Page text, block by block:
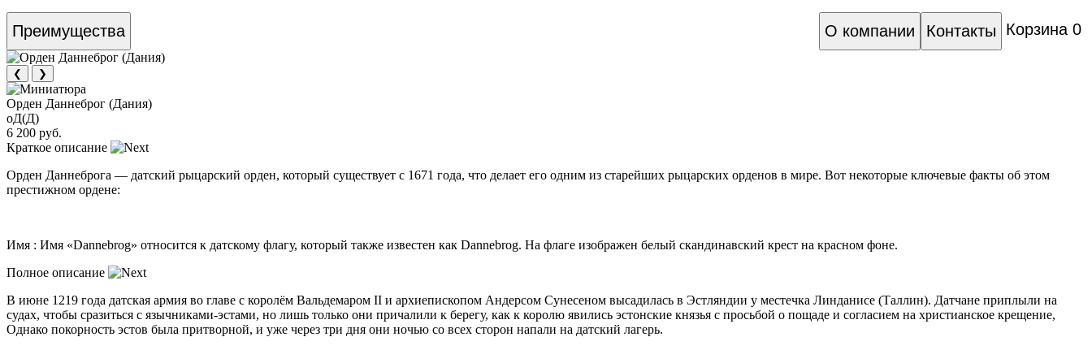
Преимущества Корзина 0
Контакты
О компании
❮ ❯
Орден Даннеброг (Дания)
оД(Д)
6 200 руб.
Краткое описание
Орден Даннеброга — датский рыцарский орден, который существует с 1671 года, что делает его одним из старейших рыцарских орденов в мире. Вот некоторые ключевые факты об этом
престижном ордене:
Имя : Имя «Dannebrog» относится к датскому флагу, который также известен как Dannebrog. На флаге изображен белый скандинавский крест на красном фоне.
Полное описание
В июне 1219 года датская армия во главе с королём Вальдемаром II и архиепископом Андерсом Сунесеном высадилась в Эстляндии у местечка Линданисе (Таллин). Датчане приплыли на
судах, чтобы сразиться с язычниками-эстами, но лишь только они причалили к берегу, как к королю явились эстонские князья с просьбой о пощаде и согласием на христианское крещение,
Однако покорность эстов была притворной, и уже через три дня они ночью со всех сторон напали на датский лагерь.